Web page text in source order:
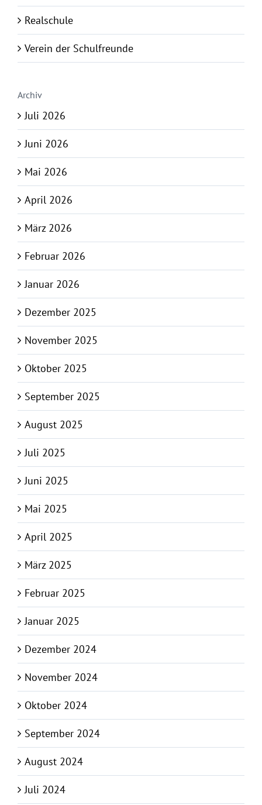
Realschule
Verein der Schulfreunde
Archiv
Juli 2026
Juni 2026
Mai 2026
April 2026
März 2026
Februar 2026
Januar 2026
Dezember 2025
November 2025
Oktober 2025
September 2025
August 2025
Juli 2025
Juni 2025
Mai 2025
April 2025
März 2025
Februar 2025
Januar 2025
Dezember 2024
November 2024
Oktober 2024
September 2024
August 2024
Juli 2024